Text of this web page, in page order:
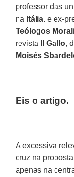
professor das
na Itália, e ex-
Teólogos
revista
Il Gallo,
Moisés
Eis o artigo.
A excessiva
cruz na
apenas na